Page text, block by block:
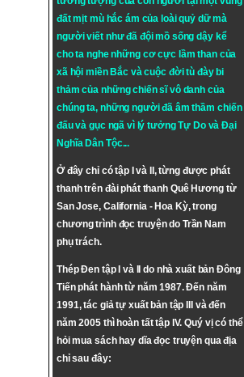
đất mịt mù hắc ám của loài quỷ dữ mà
người viết như đã đội mồ sống dậy kể
cho ta nghe những cơ cực lầm than của
xã hội miền Bắc và cuộc đời tù đày bi
thảm của những chiến sĩ vô danh của
chúng ta, những người đã âm thầm chiến
đấu và gục ngã vì lý tưởngTự DovàĐại
Nghĩa Dân Tộc...
Ở đây chỉ có tập I và II, từng được phát
thanh trên đài phát thanh Quê Hương từ
San Jose, California - Hoa Kỳ, trong
chương trình đọc truyện do Trần Nam
phụ trách.
Thép Đen tập I và II do nhà xuất bản Đông
Tiến phát hành từ năm 1987. Đến năm
1991, tác giả tự xuất bản tập III và đến
năm 2005 thì hoàn tất tập IV. Quý vị có thể
hỏi mua sách hay dĩa đọc truyện qua địa
chỉ sau đây: